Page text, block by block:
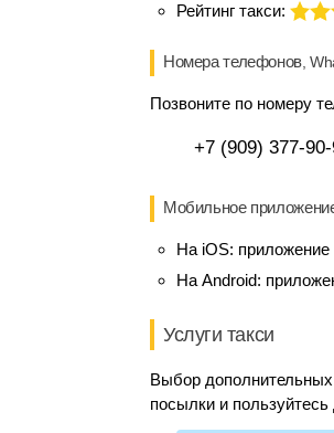
Рейтинг такси:
Номера телефонов,
Позвоните по номеру
+7 (909) 377-
Мобильное
На iOS: приложение
На Android:
Услуги такси
Выбор дополнительных
посылки и пользуйтесь